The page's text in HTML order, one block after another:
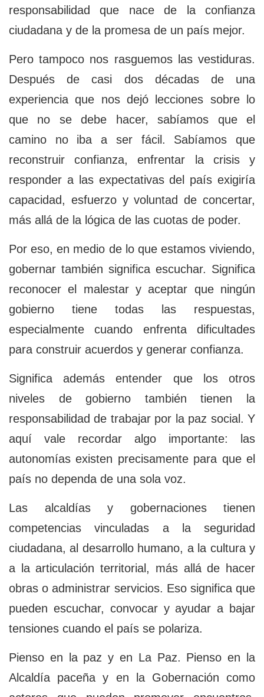
responsabilidad que nace de la confianza
ciudadana y de la promesa de un país mejor.
Pero tampoco nos rasguemos las vestiduras.
Después de casi dos décadas de una
experiencia que nos dejó lecciones sobre lo
que no se debe hacer, sabíamos que el
camino no iba a ser fácil. Sabíamos que
reconstruir confianza, enfrentar la crisis y
responder a las expectativas del país exigiría
capacidad, esfuerzo y voluntad de concertar,
más allá de la lógica de las cuotas de poder.
Por eso, en medio de lo que estamos viviendo,
gobernar también significa escuchar. Significa
reconocer el malestar y aceptar que ningún
gobierno tiene todas las respuestas,
especialmente cuando enfrenta dificultades
para construir acuerdos y generar confianza.
Significa además entender que los otros
niveles de gobierno también tienen la
responsabilidad de trabajar por la paz social. Y
aquí vale recordar algo importante: las
autonomías existen precisamente para que el
país no dependa de una sola voz.
Las alcaldías y gobernaciones tienen
competencias vinculadas a la seguridad
ciudadana, al desarrollo humano, a la cultura y
a la articulación territorial, más allá de hacer
obras o administrar servicios. Eso significa que
pueden escuchar, convocar y ayudar a bajar
tensiones cuando el país se polariza.
Pienso en la paz y en La Paz. Pienso en la
Alcaldía paceña y en la Gobernación como